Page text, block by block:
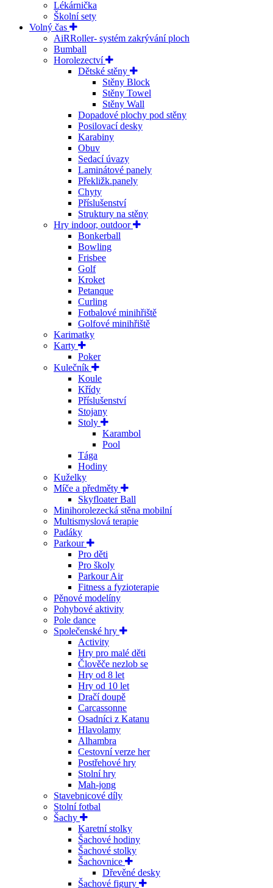
Lékárnička
Školní sety
Volný čas
AiRRoller- systém zakrývání ploch
Bumball
Horolezectví
Dětské stěny
Stěny Block
Stěny Towel
Stěny Wall
Dopadové plochy pod stěny
Posilovací desky
Karabiny
Obuv
Sedací úvazy
Laminátové panely
Překližk.panely
Chyty
Příslušenství
Struktury na stěny
Hry indoor, outdoor
Bonkerball
Bowling
Frisbee
Golf
Kroket
Petanque
Curling
Fotbalové minihřiště
Golfové minihřiště
Karimatky
Karty
Poker
Kulečník
Koule
Křídy
Příslušenství
Stojany
Stoly
Karambol
Pool
Tága
Hodiny
Kuželky
Míče a předměty
Skyfloater Ball
Minihorolezecká stěna mobilní
Multismyslová terapie
Padáky
Parkour
Pro děti
Pro školy
Parkour Air
Fitness a fyzioterapie
Pěnové modelíny
Pohybové aktivity
Pole dance
Společenské hry
Activity
Hry pro malé děti
Člověče nezlob se
Hry od 8 let
Hry od 10 let
Dračí doupě
Carcassonne
Osadníci z Katanu
Hlavolamy
Alhambra
Cestovní verze her
Postřehové hry
Stolní hry
Mah-jong
Stavebnicové díly
Stolní fotbal
Šachy
Karetní stolky
Šachové hodiny
Šachové stolky
Šachovnice
Dřevěné desky
Šachové figury